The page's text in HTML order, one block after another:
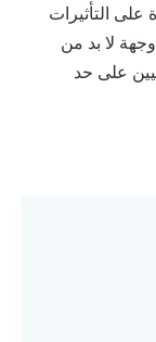
التأثيرات
لا بد من
على حد